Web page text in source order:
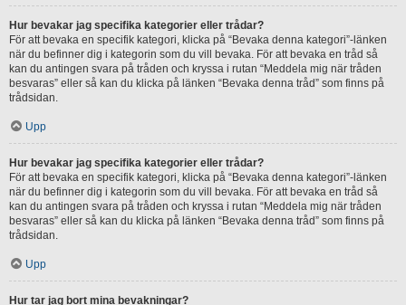
Hur bevakar jag specifika kategorier eller trådar?
För att bevaka en specifik kategori, klicka på “Bevaka denna kategori”-länken
när du befinner dig i kategorin som du vill bevaka. För att bevaka en tråd så
kan du antingen svara på tråden och kryssa i rutan “Meddela mig när tråden
besvaras” eller så kan du klicka på länken “Bevaka denna tråd” som finns på
trådsidan.
Upp
Hur bevakar jag specifika kategorier eller trådar?
För att bevaka en specifik kategori, klicka på “Bevaka denna kategori”-länken
när du befinner dig i kategorin som du vill bevaka. För att bevaka en tråd så
kan du antingen svara på tråden och kryssa i rutan “Meddela mig när tråden
besvaras” eller så kan du klicka på länken “Bevaka denna tråd” som finns på
trådsidan.
Upp
Hur tar jag bort mina bevakningar?